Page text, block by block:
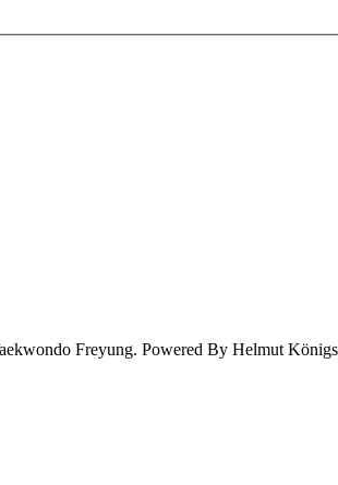
Freyung. Powered By Helmut